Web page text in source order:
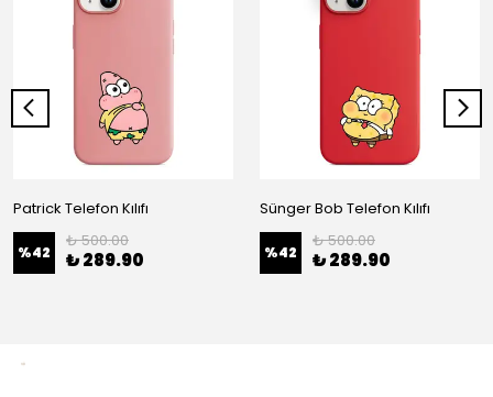
Patrick Telefon Kılıfı
%42
₺ 500.00
₺ 289.90
Sünger Bob Telefon Kılıfı
%42
₺ 500.00
₺ 289.90